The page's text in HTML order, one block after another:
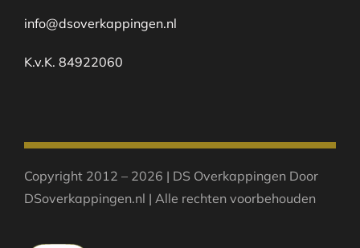
info@dsoverkappingen.nl
K.v.K. 84922060
Copyright 2012 – 2026 | DS Overkappingen Door
DSoverkappingen.nl | Alle rechten voorbehouden